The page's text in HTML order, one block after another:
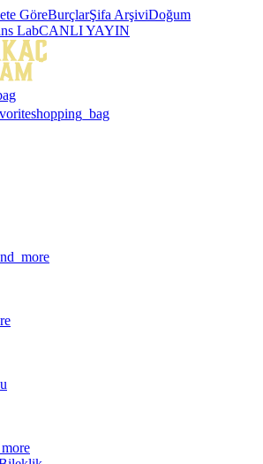
GöreBurçlarŞifa ArşiviDoğum
LabCANLI YAYIN
shopping_bag